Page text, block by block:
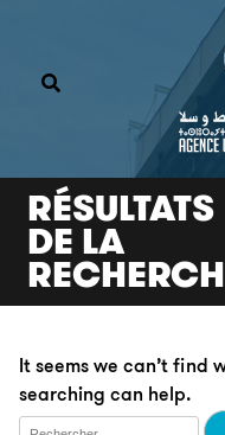
RÉSULTATS
DE LA
It seems we can’t find
searching can help.
Rechercher :